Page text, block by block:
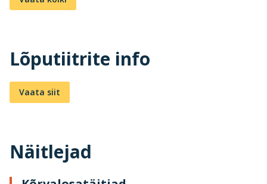
Lõputiitrite info
Vaata siit
Näitlejad